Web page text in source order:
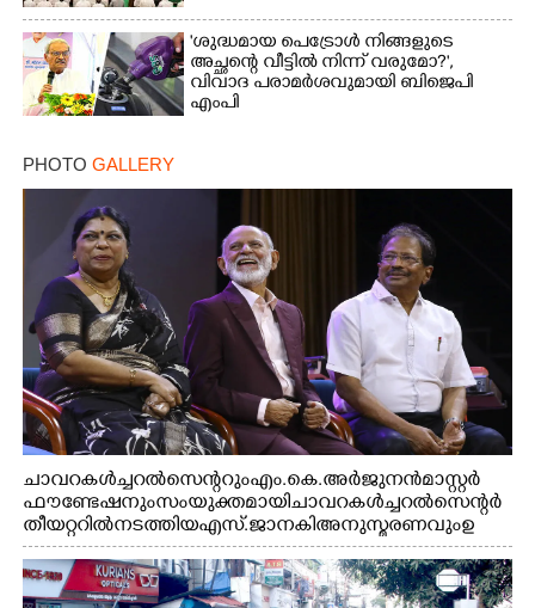
'ശുദ്ധമായ പെട്രോൾ നിങ്ങളുടെ
അച്ഛന്റെ വീട്ടിൽ നിന്ന് വരുമോ?',
വിവാദ പരാമർശവുമായി ബിജെപി
എംപി
PHOTO GALLERY
ചാവറ കൾച്ചറൽ സെന്ററും എം.കെ. അർജുനൻ മാസ്റ്റർ
ഫൗണ്ടേഷനും സംയുക്തമായി ചാവറ കൾച്ചറൽ സെന്റർ
തീയറ്ററിൽ നടത്തിയ എസ്. ജാനകി അനുസ്മരണവും ഉ
ദ്ഘാടനം ചെയ്യാനെത്തിയ സംഗീത സംവിധായകൻ ജെറി
അമൽദേവ്, ഗായിക ജെൻസി, എം.കെ. അർജുനൻ
ഫൗണ്ടേഷൻ ചെയർമാൻ ഡോ. രാധാകൃഷ്ണൻ എന്നിവർ